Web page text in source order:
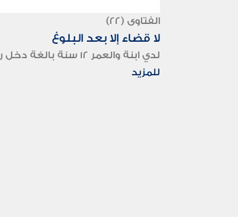
الفتاوى (22)
لا قضاء إلا بعد البلوغ
لدي ابنة والعمر 12 سنة بالغة دخل رمضان وباقي لها قضاء أربعة أيام فما العمل أفيدونى أفادكم الله.وشكرا...
للمزيد